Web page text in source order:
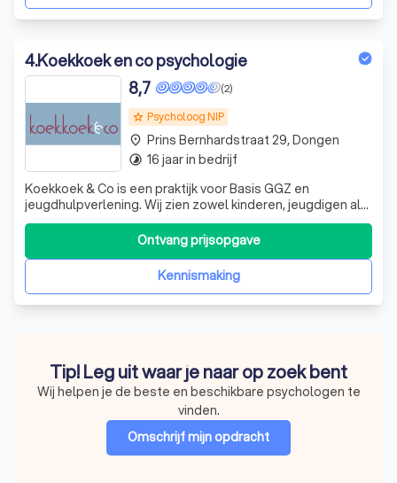
4.Koekkoek en co psychologie
grade Psycholoog NIP
(2)
8,7
Koekkoek & Co is een praktijk voor Basis GGZ en
jeugdhulpverlening. Wij zien zowel kinderen, jeugdigen als
volwassenen. Wij onderscheiden ons door – naast
reguliere behandelingen – therapie aan te vullen met inzet
van paarden. Onze behandelaren werken vanuit een
oplossingsgerichte en systemische b
Kennismaking
Ontvang prijsopgave
place Prins Bernhardstraat 29, Dongen
timelapse 16 jaar in bedrijf
Tip! Leg uit waar je naar op zoek bent
Wij helpen je de beste en beschikbare psychologen te
vinden.
Omschrijf mijn opdracht